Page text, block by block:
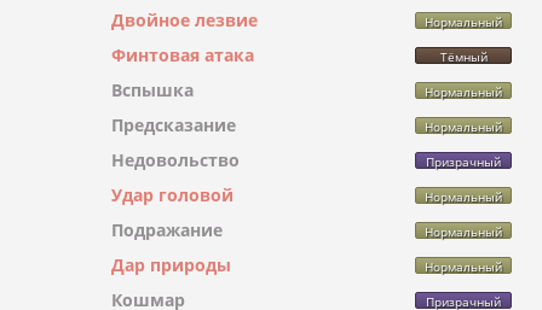
Двойное лезвие Нормальный
Финтовая атака Тёмный
Вспышка Нормальный
Предсказание Нормальный
Недовольство Призрачный
Удар головой Нормальный
Подражание Нормальный
Дар природы Нормальный
Кошмар Призрачный